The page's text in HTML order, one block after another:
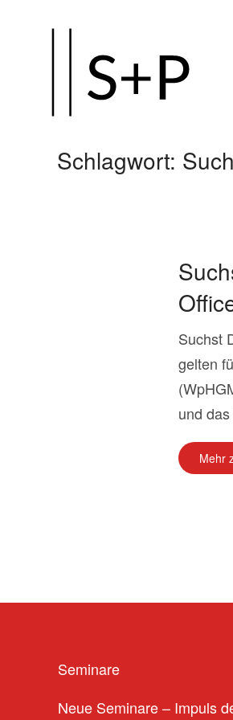
Hauptinhalt
Schlagwort:
Suchst
gelten
und
Mehr
Seminare
Neue Seminare – Impuls